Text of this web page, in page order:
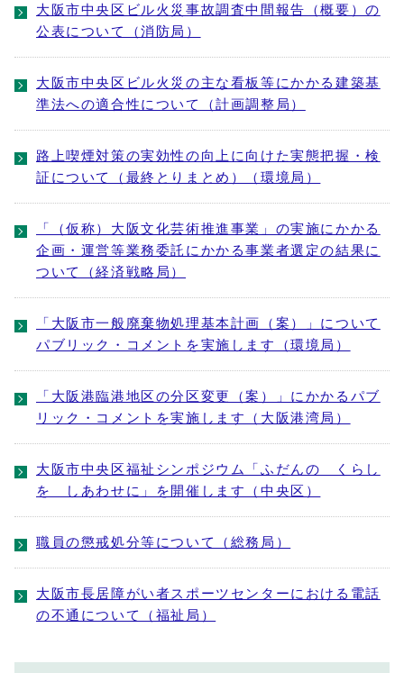
大阪市中央区ビル火災事故調査中間報告（概要）の
公表について（消防局）
大阪市中央区ビル火災の主な看板等にかかる建築基
準法への適合性について（計画調整局）
路上喫煙対策の実効性の向上に向けた実態把握・検
証について（最終とりまとめ）（環境局）
「（仮称）大阪文化芸術推進事業」の実施にかかる
企画・運営等業務委託にかかる事業者選定の結果に
ついて（経済戦略局）
「大阪市一般廃棄物処理基本計画（案）」について
パブリック・コメントを実施します（環境局）
「大阪港臨港地区の分区変更（案）」にかかるパブ
リック・コメントを実施します（大阪港湾局）
大阪市中央区福祉シンポジウム「ふだんの くらし
を しあわせに」を開催します（中央区）
職員の懲戒処分等について（総務局）
大阪市長居障がい者スポーツセンターにおける電話
の不通について（福祉局）